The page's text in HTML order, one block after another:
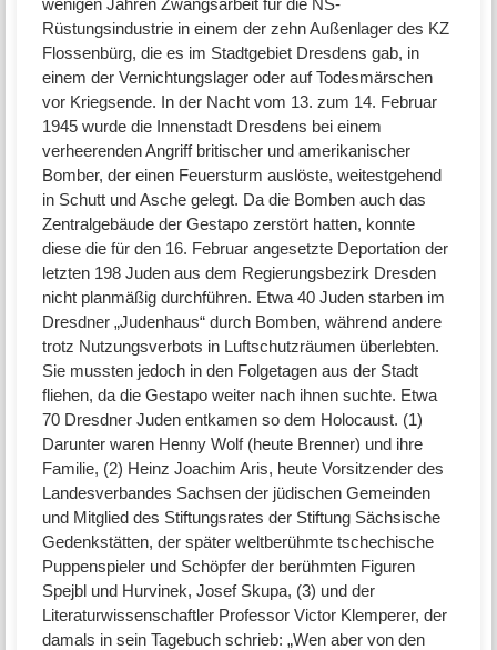
Rüstungsindustrie in einem der zehn Außenlager des KZ
Flossenbürg, die es im Stadtgebiet Dresdens gab, in
einem der Vernichtungslager oder auf Todesmärschen
vor Kriegsende. In der Nacht vom 13. zum 14. Februar
1945 wurde die Innenstadt Dresdens bei einem
verheerenden Angriff britischer und amerikanischer
Bomber, der einen Feuersturm auslöste, weitestgehend
in Schutt und Asche gelegt. Da die Bomben auch das
Zentralgebäude der Gestapo zerstört hatten, konnte
diese die für den 16. Februar angesetzte Deportation der
letzten 198 Juden aus dem Regierungsbezirk Dresden
nicht planmäßig durchführen. Etwa 40 Juden starben im
Dresdner „Judenhaus“ durch Bomben, während andere
trotz Nutzungsverbots in Luftschutzräumen überlebten.
Sie mussten jedoch in den Folgetagen aus der Stadt
fliehen, da die Gestapo weiter nach ihnen suchte. Etwa
70 Dresdner Juden entkamen so dem Holocaust. (1)
Darunter waren Henny Wolf (heute Brenner) und ihre
Familie, (2) Heinz Joachim Aris, heute Vorsitzender des
Landesverbandes Sachsen der jüdischen Gemeinden
und Mitglied des Stiftungsrates der Stiftung Sächsische
Gedenkstätten, der später weltberühmte tschechische
Puppenspieler und Schöpfer der berühmten Figuren
Spejbl und Hurvinek, Josef Skupa, (3) und der
Literaturwissenschaftler Professor Victor Klemperer, der
damals in sein Tagebuch schrieb: „Wen aber von den